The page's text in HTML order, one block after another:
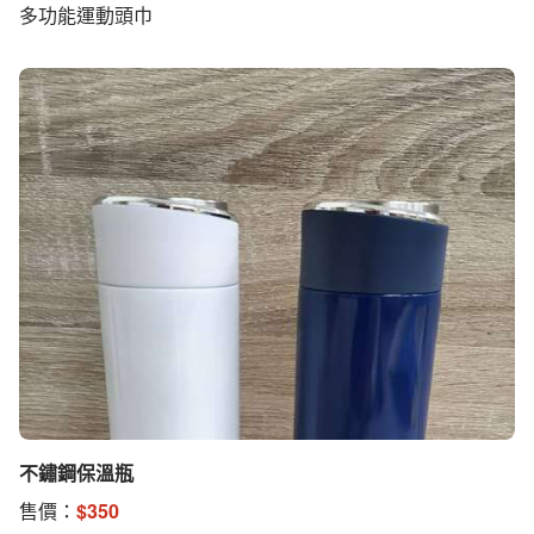
多功能運動頭巾
不鏽鋼保溫瓶
售價： $350